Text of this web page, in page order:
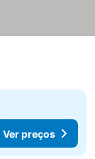
Ver preços